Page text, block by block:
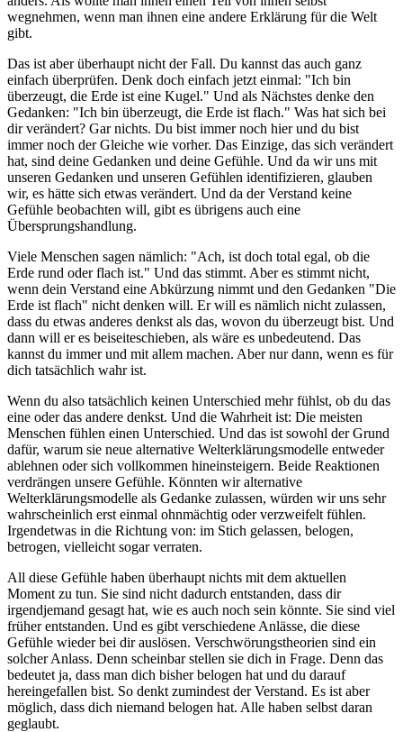
wegnehmen, wenn man ihnen eine andere Erklärung für die Welt
gibt.
Das ist aber überhaupt nicht der Fall. Du kannst das auch ganz
einfach überprüfen. Denk doch einfach jetzt einmal: "Ich bin
überzeugt, die Erde ist eine Kugel." Und als Nächstes denke den
Gedanken: "Ich bin überzeugt, die Erde ist flach." Was hat sich bei
dir verändert? Gar nichts. Du bist immer noch hier und du bist
immer noch der Gleiche wie vorher. Das Einzige, das sich verändert
hat, sind deine Gedanken und deine Gefühle. Und da wir uns mit
unseren Gedanken und unseren Gefühlen identifizieren, glauben
wir, es hätte sich etwas verändert. Und da der Verstand keine
Gefühle beobachten will, gibt es übrigens auch eine
Übersprungshandlung.
Viele Menschen sagen nämlich: "Ach, ist doch total egal, ob die
Erde rund oder flach ist." Und das stimmt. Aber es stimmt nicht,
wenn dein Verstand eine Abkürzung nimmt und den Gedanken "Die
Erde ist flach" nicht denken will. Er will es nämlich nicht zulassen,
dass du etwas anderes denkst als das, wovon du überzeugt bist. Und
dann will er es beiseiteschieben, als wäre es unbedeutend. Das
kannst du immer und mit allem machen. Aber nur dann, wenn es für
dich tatsächlich wahr ist.
Wenn du also tatsächlich keinen Unterschied mehr fühlst, ob du das
eine oder das andere denkst. Und die Wahrheit ist: Die meisten
Menschen fühlen einen Unterschied. Und das ist sowohl der Grund
dafür, warum sie neue alternative Welterklärungsmodelle entweder
ablehnen oder sich vollkommen hineinsteigern. Beide Reaktionen
verdrängen unsere Gefühle. Könnten wir alternative
Welterklärungsmodelle als Gedanke zulassen, würden wir uns sehr
wahrscheinlich erst einmal ohnmächtig oder verzweifelt fühlen.
Irgendetwas in die Richtung von: im Stich gelassen, belogen,
betrogen, vielleicht sogar verraten.
All diese Gefühle haben überhaupt nichts mit dem aktuellen
Moment zu tun. Sie sind nicht dadurch entstanden, dass dir
irgendjemand gesagt hat, wie es auch noch sein könnte. Sie sind viel
früher entstanden. Und es gibt verschiedene Anlässe, die diese
Gefühle wieder bei dir auslösen. Verschwörungstheorien sind ein
solcher Anlass. Denn scheinbar stellen sie dich in Frage. Denn das
bedeutet ja, dass man dich bisher belogen hat und du darauf
hereingefallen bist. So denkt zumindest der Verstand. Es ist aber
möglich, dass dich niemand belogen hat. Alle haben selbst daran
geglaubt.